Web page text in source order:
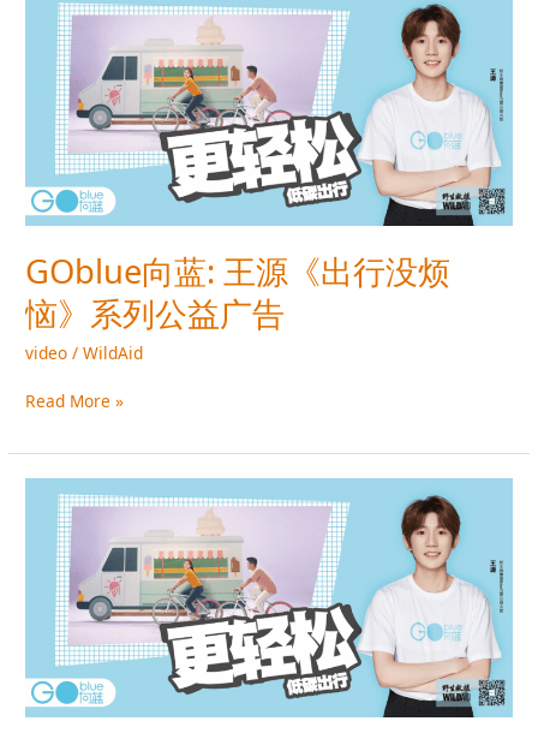
GOblue向蓝: 王源《出行没烦
恼》系列公益广告
video /WildAid
《出
没
烦
系
列
公
益
告
Read More »
GOblue
向